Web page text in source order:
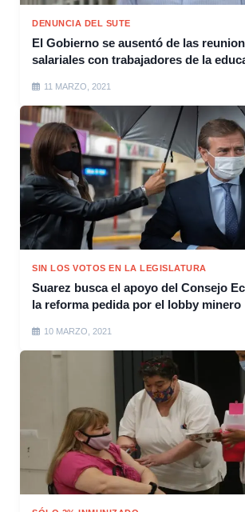
DENUNCIA DEL SUTE
El Gobierno se ausentó de las
salariales con trabajadores de la
11 MARZO, 2021
SIN LOS VOTOS EN LA LEGISLATURA
Suarez busca el apoyo del Consejo
la reforma pedida por el lobby minero
10 MARZO, 2021